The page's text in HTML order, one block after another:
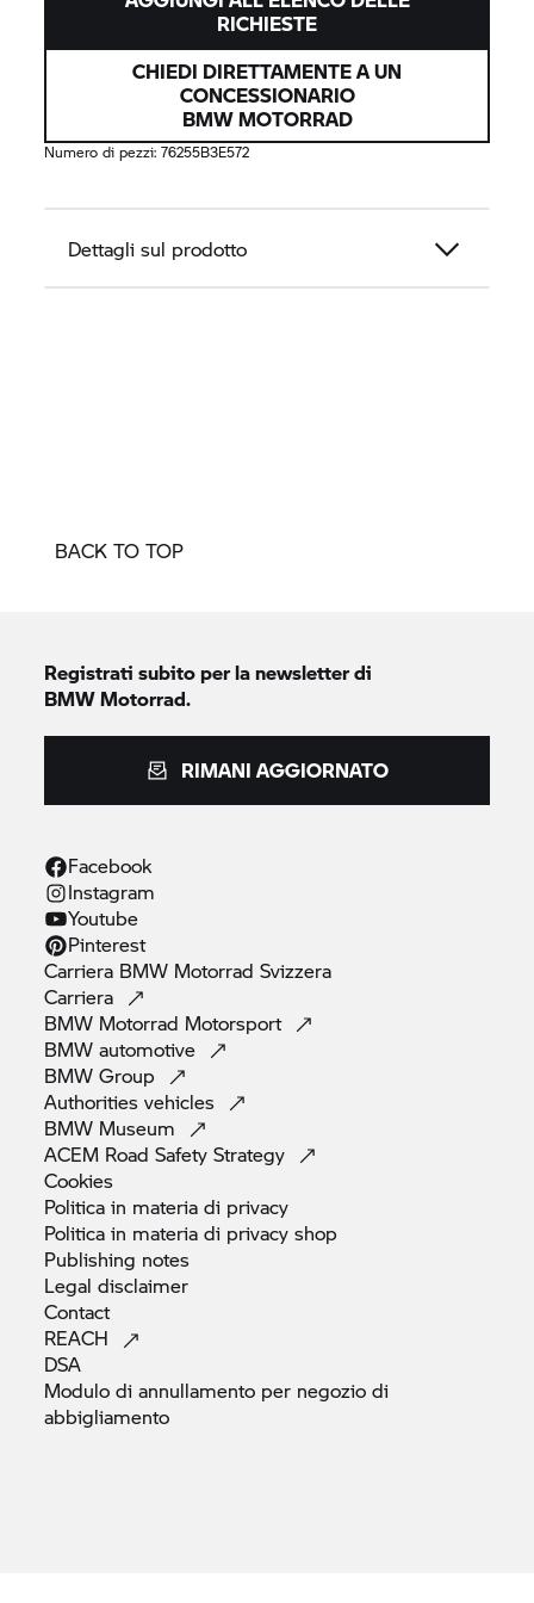
RICHIESTE
CHIEDI DIRETTAMENTE A UN
CONCESSIONARIO
BMW MOTORRAD
Numero di pezzi:76255B3E572
Dettagli sul prodotto
BACK TO TOP
Registrati subito per la newsletter di
BMW Motorrad.
RIMANI AGGIORNATO
Facebook
Instagram
Youtube
Pinterest
Carriera BMW Motorrad Svizzera
Carriera
BMW Motorrad Motorsport
BMWautomotive
BMWGroup
Authoritiesvehicles
BMW Museum
ACEM Road SafetyStrategy
Cookies
Politica in materia di privacy
Politica in materia di privacyshop
Publishing notes
Legaldisclaimer
Contact
REACH
DSA
Modulo di annullamento per negozio di
abbigliamento